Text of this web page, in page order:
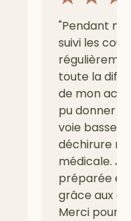
"Pendant
suivi les
toute la
de mon
pu donner
voie basse
déchirure ni
médicale.
préparée et
grâce aux
Merci pour